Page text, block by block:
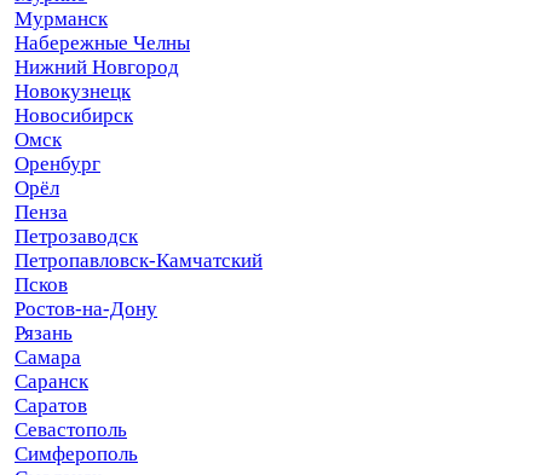
Мурманск
Набережные Челны
Нижний Новгород
Новокузнецк
Новосибирск
Омск
Оренбург
Орёл
Пенза
Петрозаводск
Петропавловск-Камчатский
Псков
Ростов-на-Дону
Рязань
Самара
Саранск
Саратов
Севастополь
Симферополь